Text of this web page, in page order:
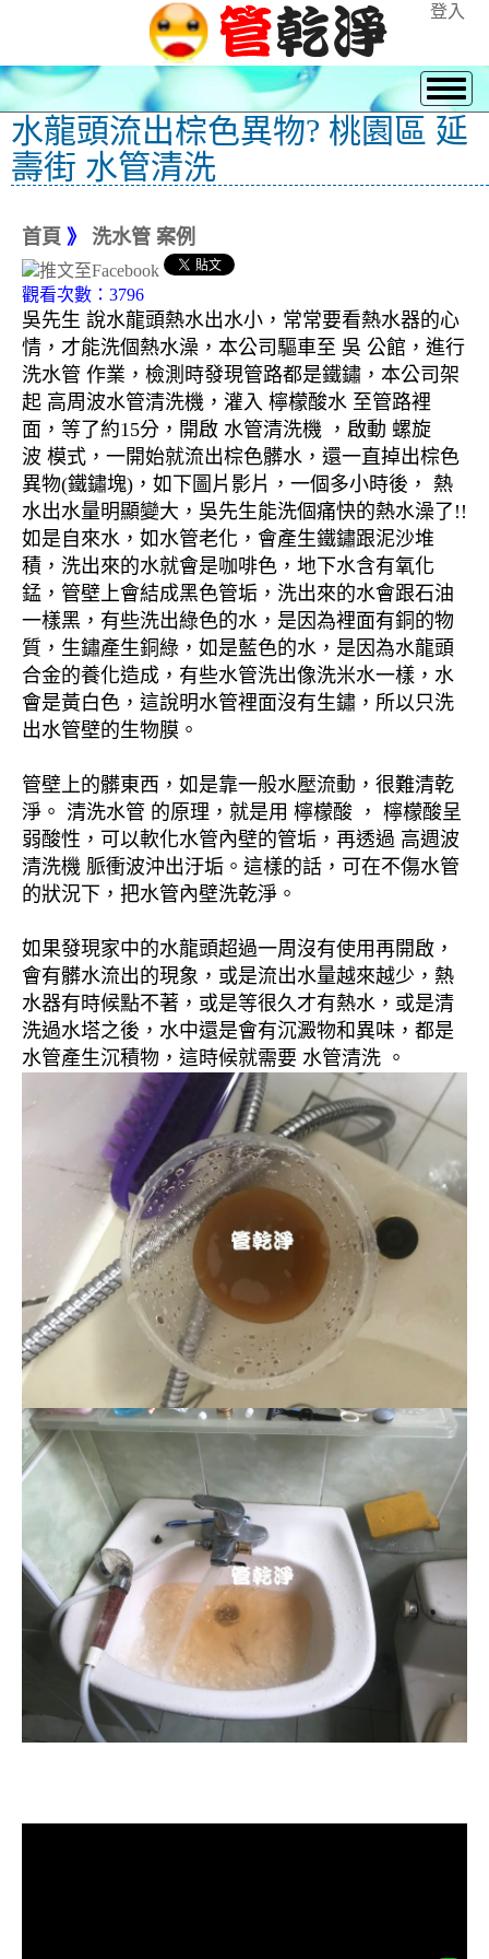
登入
水龍頭流出棕色異物? 桃園區 延
壽街 水管清洗
首頁 》 洗水管 案例
觀看次數：3796
吳先生 說水龍頭熱水出水小，常常要看熱水器的心
情，才能洗個熱水澡，本公司驅車至 吳 公館，進行
洗水管 作業，檢測時發現管路都是鐵鏽，本公司架
起 高周波水管清洗機，灌入 檸檬酸水 至管路裡
面，等了約15分，開啟 水管清洗機 ，啟動 螺旋
波 模式，一開始就流出棕色髒水，還一直掉出棕色
異物(鐵鏽塊)，如下圖片影片，一個多小時後， 熱
水出水量明顯變大，吳先生能洗個痛快的熱水澡了!!
如是自來水，如水管老化，會產生鐵鏽跟泥沙堆
積，洗出來的水就會是咖啡色，地下水含有氧化
錳，管壁上會結成黑色管垢，洗出來的水會跟石油
一樣黑，有些洗出綠色的水，是因為裡面有銅的物
質，生鏽產生銅綠，如是藍色的水，是因為水龍頭
合金的養化造成，有些水管洗出像洗米水一樣，水
會是黃白色，這說明水管裡面沒有生鏽，所以只洗
出水管壁的生物膜。
管壁上的髒東西，如是靠一般水壓流動，很難清乾
淨。 清洗水管 的原理，就是用 檸檬酸 ， 檸檬酸呈
弱酸性，可以軟化水管內壁的管垢，再透過 高週波
清洗機 脈衝波沖出汙垢。這樣的話，可在不傷水管
的狀況下，把水管內壁洗乾淨。
如果發現家中的水龍頭超過一周沒有使用再開啟，
會有髒水流出的現象，或是流出水量越來越少，熱
水器有時候點不著，或是等很久才有熱水，或是清
洗過水塔之後，水中還是會有沉澱物和異味，都是
水管產生沉積物，這時候就需要 水管清洗 。